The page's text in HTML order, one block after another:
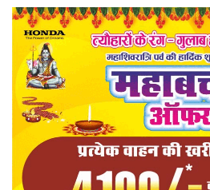
संपादकीय
रोजगार
राजनीति
मनोरंजन